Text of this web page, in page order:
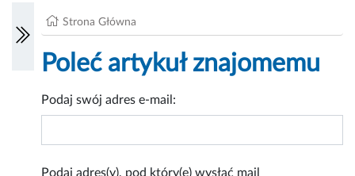
Strona Główna
Poleć artykuł znajomemu
Podaj swój adres e-mail:
Podaj adres(y), pod który(e) wysłać mail